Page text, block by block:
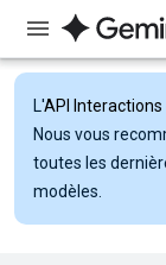
L'API Interactions
Nous vous
toutes les
modèles.